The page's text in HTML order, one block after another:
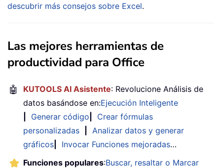
descubrir más consejos sobre Excel.
Las mejores herramientas de
productividad para Office
🤖 KUTOOLS AI Asistente: Revolucione Análisis de
datos basándose en:Ejecución Inteligente
Generar código
Crear fórmulas
personalizadas
Analizar datos y generar
gráficos
Invocar Funciones mejoradas…
Funciones populares:Buscar, resaltar o Marcar